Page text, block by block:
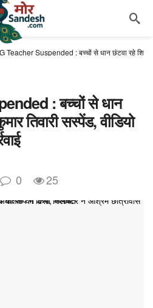
Teacher Suspended : बच्चों से धान छंटवा रहे शिक्षक
: बच्चों से धान
तिवारी सस्पेंड, वीडियो
0 25